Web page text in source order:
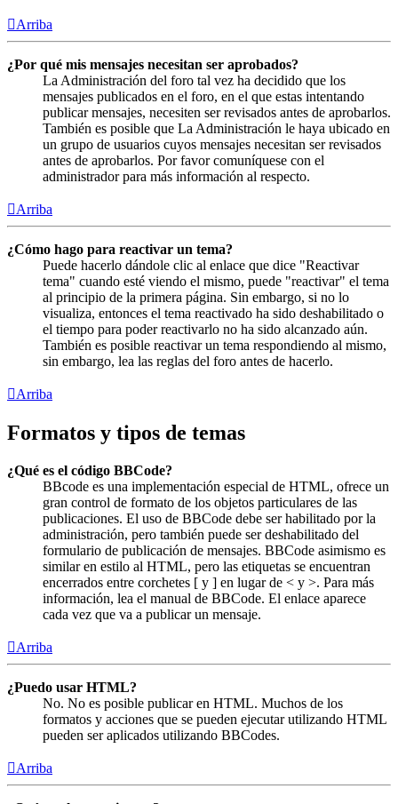
Arriba
¿Por qué mis mensajes necesitan ser aprobados?
La Administración del foro tal vez ha decidido que los
mensajes publicados en el foro, en el que estas intentando
publicar mensajes, necesiten ser revisados antes de aprobarlos.
También es posible que La Administración le haya ubicado en
un grupo de usuarios cuyos mensajes necesitan ser revisados
antes de aprobarlos. Por favor comuníquese con el
administrador para más información al respecto.
Arriba
¿Cómo hago para reactivar un tema?
Puede hacerlo dándole clic al enlace que dice "Reactivar
tema" cuando esté viendo el mismo, puede "reactivar" el tema
al principio de la primera página. Sin embargo, si no lo
visualiza, entonces el tema reactivado ha sido deshabilitado o
el tiempo para poder reactivarlo no ha sido alcanzado aún.
También es posible reactivar un tema respondiendo al mismo,
sin embargo, lea las reglas del foro antes de hacerlo.
Arriba
Formatos y tipos de temas
¿Qué es el código BBCode?
BBcode es una implementación especial de HTML, ofrece un
gran control de formato de los objetos particulares de las
publicaciones. El uso de BBCode debe ser habilitado por la
administración, pero también puede ser deshabilitado del
formulario de publicación de mensajes. BBCode asimismo es
similar en estilo al HTML, pero las etiquetas se encuentran
encerrados entre corchetes [ y ] en lugar de < y >. Para más
información, lea el manual de BBCode. El enlace aparece
cada vez que va a publicar un mensaje.
Arriba
¿Puedo usar HTML?
No. No es posible publicar en HTML. Muchos de los
formatos y acciones que se pueden ejecutar utilizando HTML
pueden ser aplicados utilizando BBCodes.
Arriba